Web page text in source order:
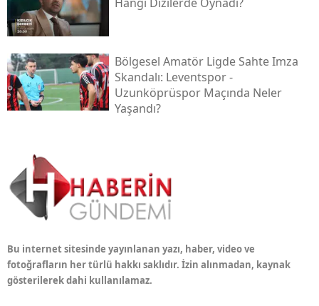
Bölgesel Amatör Ligde Sahte Imza
Skandalı: Leventspor -
Uzunköprüspor Maçında Neler
Yaşandı?
Bu internet sitesinde yayınlanan yazı, haber, video ve
fotoğrafların her türlü hakkı saklıdır. İzin alınmadan, kaynak
gösterilerek dahi kullanılamaz.